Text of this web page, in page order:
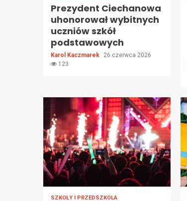
Prezydent Ciechanowa
uhonorował wybitnych
uczniów szkół
podstawowych
Karol Kaczmarek
26 czerwca 2026
123
SZKOŁY I PRZEDSZKOLA